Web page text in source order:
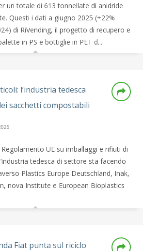
un totale di 613 tonnellate di anidride
Questi i dati a giugno 2025 (+22%
di RiVending, il progetto di recupero e
in PS e bottiglie in PET d...
l’industria tedesca
sacchetti compostabili
UE su imballaggi e rifiuti di
tedesca di settore sta facendo
Plastics Europe Deutschland, Inak,
nova Institute e European Bioplastics
Fiat punta sul riciclo